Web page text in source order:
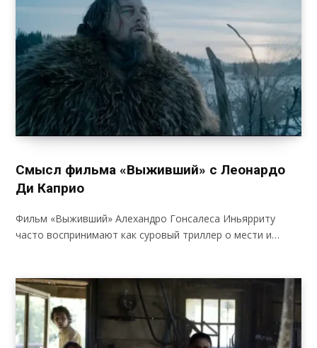
Смысл фильма «Выживший» с Леонардо
Ди Каприо
Фильм «Выживший» Алехандро Гонсалеса Иньярриту
часто воспринимают как суровый триллер о мести и…